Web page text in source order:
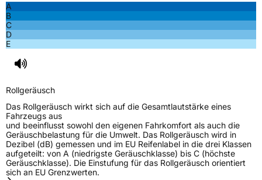
A
B
C
D
E
Rollgeräusch
Das Rollgeräusch wirkt sich auf die Gesamtlautstärke eines
Fahrzeugs aus
und beeinflusst sowohl den eigenen Fahrkomfort als auch die
Geräuschbelastung für die Umwelt. Das Rollgeräusch wird in
Dezibel (dB) gemessen und im EU Reifenlabel in die drei Klassen
aufgeteilt: von A (niedrigste Geräuschklasse) bis C (höchste
Geräuschklasse). Die Einstufung für das Rollgeräusch orientiert
sich an EU Grenzwerten.